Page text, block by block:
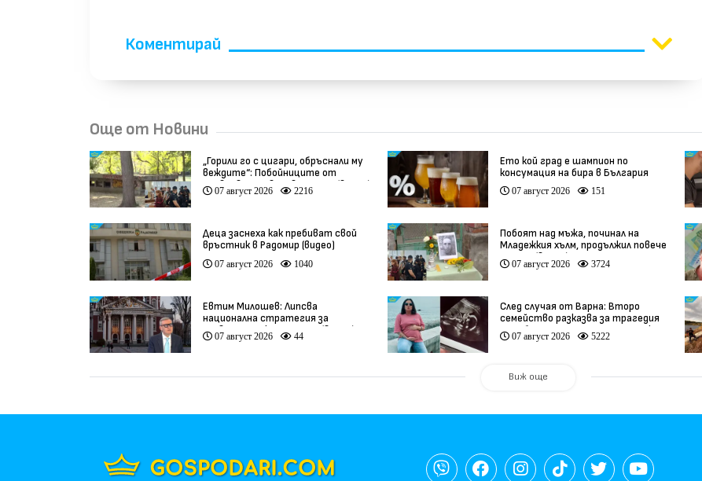
Коментирай
Още от Новини
„Горили го с цигари, обръснали му
веждите“: Побойниците от
Пловдив остават в ареста (видео)
07 август 2026 2216
Ето кой град е шампион по
консумация на бира в България
07 август 2026 151
Деца заснеха как пребиват свой
връстник в Радомир (видео)
07 август 2026 1040
Побоят над мъжа, починал на
Младежкия хълм, продължил повече
от час (видео)
07 август 2026 3724
Евтим Милошев: Липсва
национална стратегия за
развитие на културата (видео)
07 август 2026 44
След случая от Варна: Второ
семейство разказва за трагедия
след бременност при същия лекар
(видео)
07 август 2026 5222
Виж още